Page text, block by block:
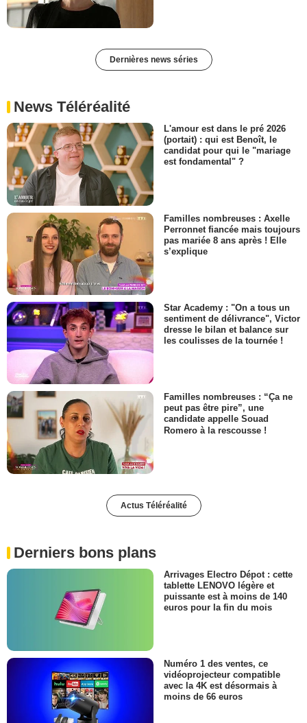
Dernières news séries
News Téléréalité
L'amour est dans le pré 2026
(portait) : qui est Benoît, le
candidat pour qui le "mariage
est fondamental" ?
Familles nombreuses : Axelle
Perronnet fiancée mais toujours
pas mariée 8 ans après ! Elle
s’explique
Star Academy : "On a tous un
sentiment de délivrance", Victor
dresse le bilan et balance sur
les coulisses de la tournée !
Familles nombreuses : “Ça ne
peut pas être pire”, une
candidate appelle Souad
Romero à la rescousse !
Actus Téléréalité
Derniers bons plans
Arrivages Electro Dépot : cette
tablette LENOVO légère et
puissante est à moins de 140
euros pour la fin du mois
Numéro 1 des ventes, ce
vidéoprojecteur compatible
avec la 4K est désormais à
moins de 66 euros